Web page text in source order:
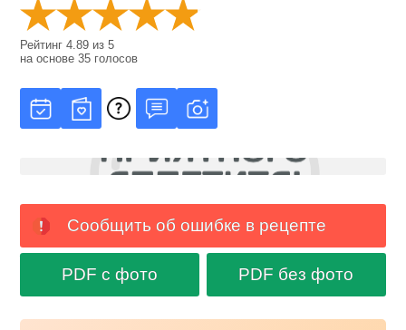
Рейтинг4.89 из5
на основе35 голосов
Сообщить об ошибке в рецепте
PDF с фото PDF без фото